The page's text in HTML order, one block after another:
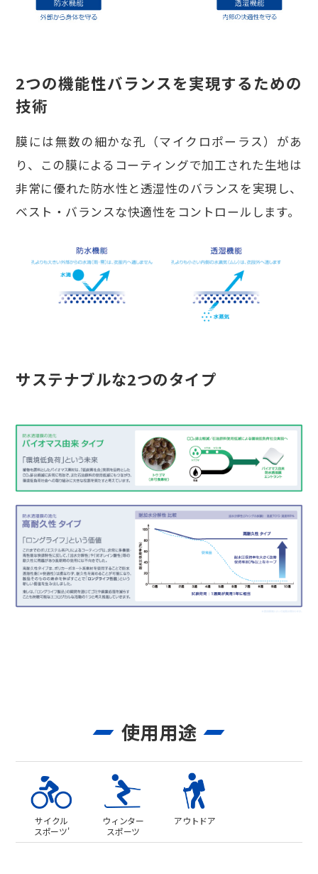
2つの機能性バランスを実現するための
技術
膜には無数の細かな孔（マイクロポーラス）があ
り、この膜によるコーティングで加工された生地は
非常に優れた防水性と透湿性のバランスを実現し、
ベスト・バランスな快適性をコントロールします。
サステナブルな2つのタイプ
使用用途
サイクル
スポーツ'
ウィンター
スポーツ
アウトドア